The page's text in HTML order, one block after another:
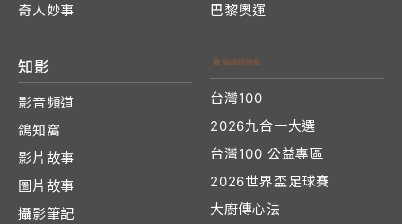
奇人妙事
巴黎奧運
知影
影音頻道
鴿知窩
影片故事
圖片故事
攝影筆記
台灣100
2026九合一大選
台灣100 公益專區
2026世界盃足球賽
大廚傳心法